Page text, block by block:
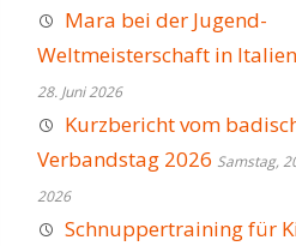
Mara bei der Jugend-
Weltmeisterschaft in Italien
28. Juni 2026
Kurzbericht vom
Verbandstag 2026 Samstag,
2026
Schnuppertraining für